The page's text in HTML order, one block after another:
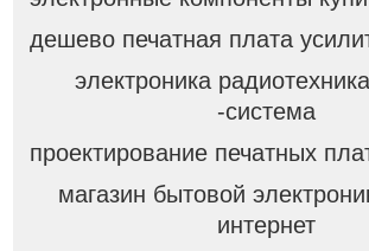
дешево печатная плата
электроника
-система
проектирование печатных
магазин бытовой
интернет